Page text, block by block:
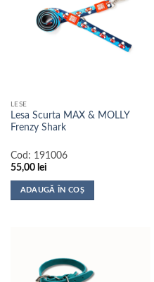
LESE
Lesa Scurta MAX & MOLLY
Frenzy Shark
Cod: 191006
55,00 lei
ADAUGĂ ÎN COȘ